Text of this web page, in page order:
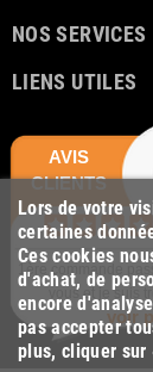
NOS SERVICES
LIENS UTILES
Lors de votre
certaines
Ces cookies
d'achat, de
encore
pas accepter
plus, cliquer sur
AVIS
CLIENTS
1ère commande
vous et je suis
voir